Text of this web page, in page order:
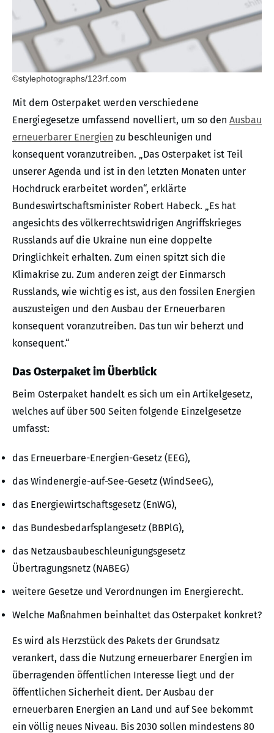
©stylephotographs/123rf.com
Mit dem Osterpaket werden verschiedene
Energiegesetze umfassend novelliert, um so den Ausbau
erneuerbarer Energien zu beschleunigen und
konsequent voranzutreiben. „Das Osterpaket ist Teil
unserer Agenda und ist in den letzten Monaten unter
Hochdruck erarbeitet worden“, erklärte
Bundeswirtschaftsminister Robert Habeck. „Es hat
angesichts des völkerrechtswidrigen Angriffskrieges
Russlands auf die Ukraine nun eine doppelte
Dringlichkeit erhalten. Zum einen spitzt sich die
Klimakrise zu. Zum anderen zeigt der Einmarsch
Russlands, wie wichtig es ist, aus den fossilen Energien
auszusteigen und den Ausbau der Erneuerbaren
konsequent voranzutreiben. Das tun wir beherzt und
konsequent.“
Das Osterpaket im Überblick
Beim Osterpaket handelt es sich um ein Artikelgesetz,
welches auf über 500 Seiten folgende Einzelgesetze
umfasst:
das Erneuerbare-Energien-Gesetz (EEG),
das Windenergie-auf-See-Gesetz (WindSeeG),
das Energiewirtschaftsgesetz (EnWG),
das Bundesbedarfsplangesetz (BBPlG),
das Netzausbaubeschleunigungsgesetz
Übertragungsnetz (NABEG)
weitere Gesetze und Verordnungen im Energierecht.
Welche Maßnahmen beinhaltet das Osterpaket konkret?
Es wird als Herzstück des Pakets der Grundsatz
verankert, dass die Nutzung erneuerbarer Energien im
überragenden öffentlichen Interesse liegt und der
öffentlichen Sicherheit dient. Der Ausbau der
erneuerbaren Energien an Land und auf See bekommt
ein völlig neues Niveau. Bis 2030 sollen mindestens 80